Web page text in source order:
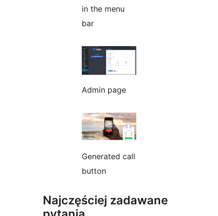
in the menu
bar
Admin page
Generated call
button
Najczęściej zadawane